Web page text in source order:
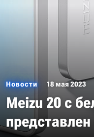
Новости 18 мая 2023
Meizu 20 с